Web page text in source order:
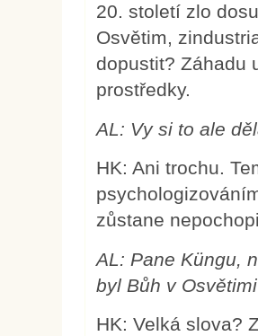
20. století zlo
Osvětim,
dopustit? Záhadu
prostředky.
AL: Vy si to ale
HK: Ani trochu.
zůstane
AL: Pane Küngu,
byl Bůh v
HK: Velká slova?